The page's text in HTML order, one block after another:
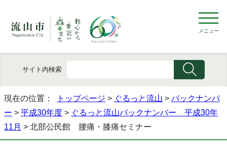
メニュー
サイト内検索
現在の位置： トップページ > ぐるっと流山 > バックナンバ
ー > 平成30年度 > ぐるっと流山バックナンバー 平成30年
11月 > 北部公民館 腰痛・膝痛セミナー